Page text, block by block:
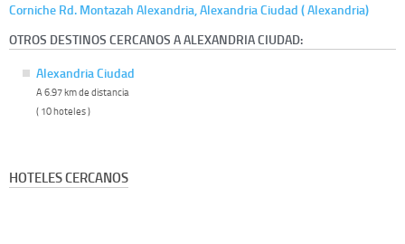
Corniche Rd. Montazah Alexandria, Alexandria Ciudad ( Alexandria)
OTROS DESTINOS CERCANOS A ALEXANDRIA CIUDAD:
Alexandria Ciudad
A 6.97 km de distancia
( 10 hoteles )
HOTELES CERCANOS